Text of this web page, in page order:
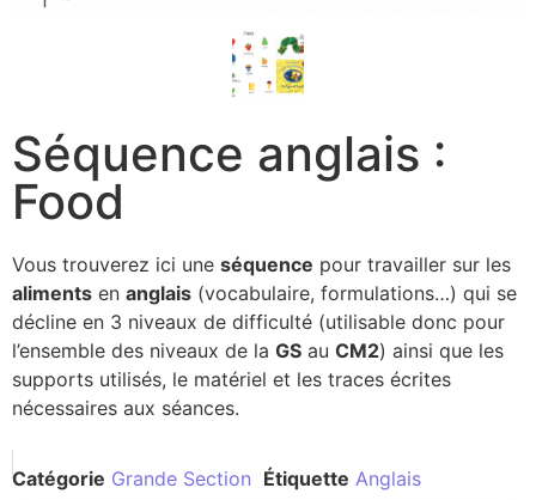
Séquence anglais :
Food
Vous trouverez ici une séquence pour travailler sur les
aliments en anglais (vocabulaire, formulations…) qui se
décline en 3 niveaux de difficulté (utilisable donc pour
l’ensemble des niveaux de la GS au CM2) ainsi que les
supports utilisés, le matériel et les traces écrites
nécessaires aux séances.
Catégorie Grande Section Étiquette Anglais